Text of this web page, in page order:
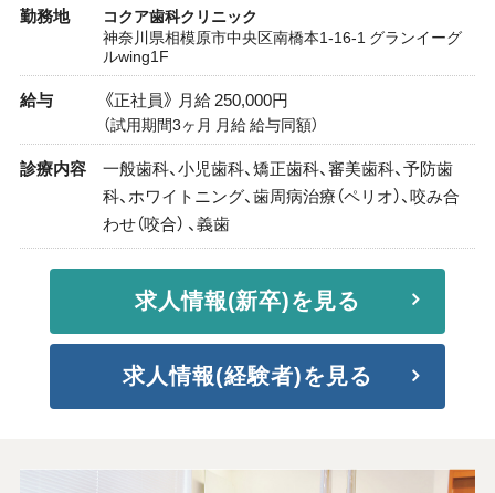
勤務地 コクア歯科クリニック
神奈川県相模原市中央区南橋本1-16-1 グランイーグ
ルwing1F
給与 《正社員》 月給 250,000円
（試用期間3ヶ月 月給 給与同額）
診療内容
一般歯科、小児歯科、矯正歯科、審美歯科、予防歯
科、ホワイトニング、歯周病治療（ペリオ）、咬み合
わせ（咬合） 、義歯
求人情報(新卒)を見る
求人情報(経験者)を見る